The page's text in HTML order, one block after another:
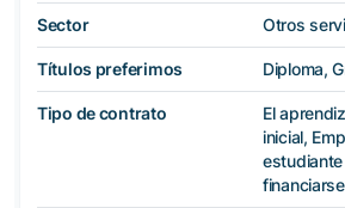
Sector Otros
Títulos preferimos Diploma,
Tipo de contrato
El
inicial,